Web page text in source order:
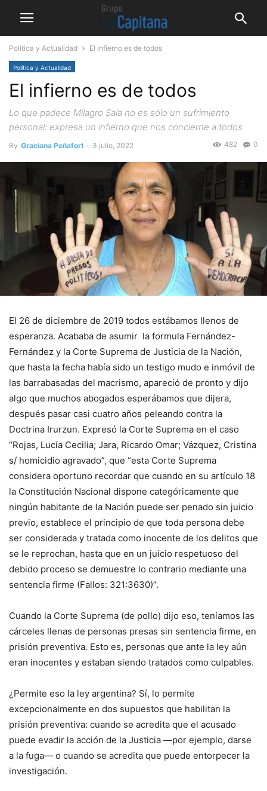
Política y Actualidad El infierno es de todos
Política y Actualidad
El infierno es de todos
Lo que padece Milagro Sala no es sólo un sufrimiento
personal: expresa un infierno que nos concierne a todos
By Graciana Peñafort - 3 julio, 2022 0
482
El 26 de diciembre de 2019 todos estábamos llenos de
esperanza. Acababa de asumir la formula Fernández-
Fernández y la Corte Suprema de Justicia de la Nación,
que hasta la fecha había sido un testigo mudo e inmóvil de
las barrabasadas del macrismo, apareció de pronto y dijo
algo que muchos abogados esperábamos que dijera,
después pasar casi cuatro años peleando contra la
Doctrina Irurzun. Expresó la Corte Suprema en el caso
“Rojas, Lucía Cecilia; Jara, Ricardo Omar; Vázquez, Cristina
s/ homicidio agravado”, que “esta Corte Suprema
considera oportuno recordar que cuando en su artículo 18
la Constitución Nacional dispone categóricamente que
ningún habitante de la Nación puede ser penado sin juicio
previo, establece el principio de que toda persona debe
ser considerada y tratada como inocente de los delitos que
se le reprochan, hasta que en un juicio respetuoso del
debido proceso se demuestre lo contrario mediante una
sentencia firme (Fallos: 321:3630)”.
Cuando la Corte Suprema (de pollo) dijo eso, teníamos las
cárceles llenas de personas presas sin sentencia firme, en
prisión preventiva. Esto es, personas que ante la ley aún
eran inocentes y estaban siendo tratados como culpables.
¿Permite eso la ley argentina? Sí, lo permite
excepcionalmente en dos supuestos que habilitan la
prisión preventiva: cuando se acredita que el acusado
puede evadir la acción de la Justicia —por ejemplo, darse
a la fuga— o cuando se acredita que puede entorpecer la
investigación.